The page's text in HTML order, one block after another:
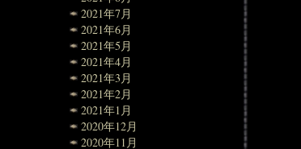
2021年7月
2021年6月
2021年5月
2021年4月
2021年3月
2021年2月
2021年1月
2020年12月
2020年11月